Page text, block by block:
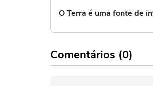
O Terra é uma fonte de
Comentários (0)